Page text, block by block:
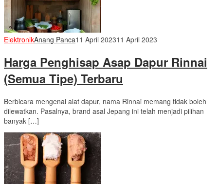
ElektronikAnang Panca11 April 202311 April 2023
Harga Penghisap Asap Dapur Rinnai
(Semua Tipe) Terbaru
Berbicara mengenai alat dapur, nama Rinnai memang tidak boleh
dilewatkan. Pasalnya, brand asal Jepang ini telah menjadi pilihan
banyak […]